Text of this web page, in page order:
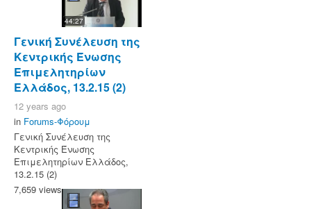
44:27
Γενική Συνέλευση της
Κεντρικής Ένωσης
Επιμελητηρίων
Ελλάδος, 13.2.15 (2)
12 years ago
in Forums-Φόρουμ
Γενική Συνέλευση της
Κεντρικής Ένωσης
Επιμελητηρίων Ελλάδος,
13.2.15 (2)
7,659 views